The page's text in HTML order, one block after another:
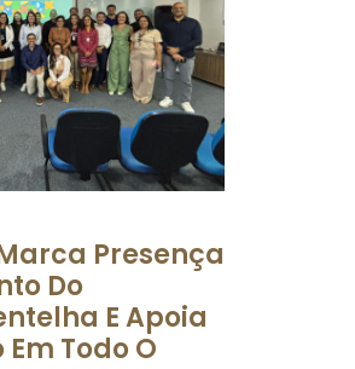
Presença
Do
E Apoia
Todo O